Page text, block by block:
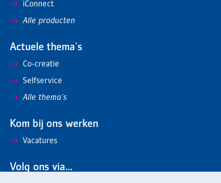
iConnect
Alle producten
Actuele thema's
Co-creatie
Selfservice
Alle thema's
Kom bij ons werken
Vacatures
Volg ons via...